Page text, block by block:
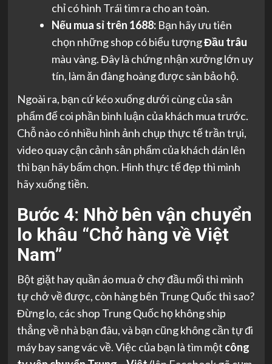
chỉ có hình Trái tim ra cho an toàn.
Nếu mua sỉ trên 1688:Bạn hãy ưu tiên
chọn những shop có biểu tượngĐầu trâu
màu vàng. Đây là chứng nhận xưởng lớn uy
tín, làm ăn đàng hoàng được sàn bảo hộ.
Ngoài ra, bạn cứ kéo xuống dưới cùng của sản
phẩm để coi phần bình luận của khách mua trước.
Chỗ nào có nhiều hình ảnh chụp thực tế trần trụi,
video quay cận cảnh sản phẩm của khách dán lên
thì bạn hãy bấm chọn. Hình thực tế đẹp thì mình
hãy xuống tiền.
Bước 4: Nhờ bên vận chuyển
lo khâu “Chở hàng về Việt
Nam”
Bột giặt hay quần áo mua ở chợ đầu mối thì mình
tự chở về được, còn hàng bên Trung Quốc thì sao?
Đừng lo, các shop Trung Quốc họ không ship
thẳng về nhà bạn đâu, và bạn cũng không cần tự đi
máy bay sang vác về. Việc của bạn là tìm một công